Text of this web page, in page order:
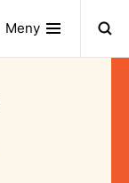
Meny